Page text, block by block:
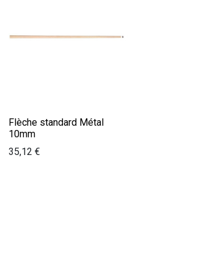
Flèche standard Métal
10mm
35,12 €